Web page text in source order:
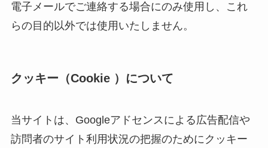
電子メールでご連絡する場合にのみ使用し、これ
らの目的以外では使用いたしません。
クッキー（Cookie ）について
当サイトは、Googleアドセンスによる広告配信や
訪問者のサイト利用状況の把握のためにクッキー